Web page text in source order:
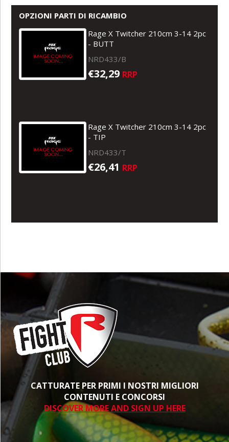
OPZIONI PARTI DI RICAMBIO
Rage X Twitcher 210cm 3-14 2pc
- BUTT
NRD433/B
€32,29 RRP
Rage X Twitcher 210cm 3-14 2pc
- TIP
NRD433/T
€26,41 RRP
CATTURATE PER PRIMI I NOSTRI MIGLIORI
CONTENUTI E CONCORSI
DISCOVER MORE AND SIGN UP HERE